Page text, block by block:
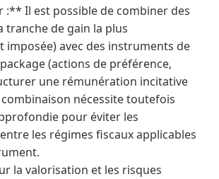
:** Il est possible de combiner des
tranche de gain la plus
imposée) avec des instruments de
(actions de préférence,
une rémunération incitative
nécessite toutefois
pour éviter les
les régimes fiscaux applicables
la valorisation et les risques